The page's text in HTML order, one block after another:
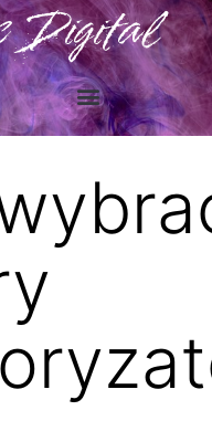
Digital